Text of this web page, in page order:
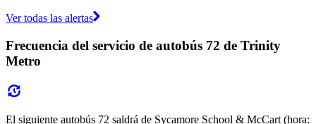
Ver todas las alertas
Frecuencia del servicio de autobús 72 de Trinity
Metro
El siguiente autobús 72 saldrá de Sycamore School & McCart (hora: